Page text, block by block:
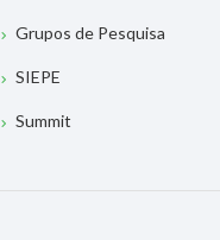
Grupos de Pesquisa
SIEPE
Summit